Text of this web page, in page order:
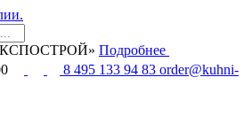
Подробнее
8 495 133 94 83 order@kuhni-